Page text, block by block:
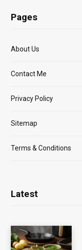
Pages
About Us
Contact Me
Privacy Policy
Sitemap
Terms & Conditions
Latest